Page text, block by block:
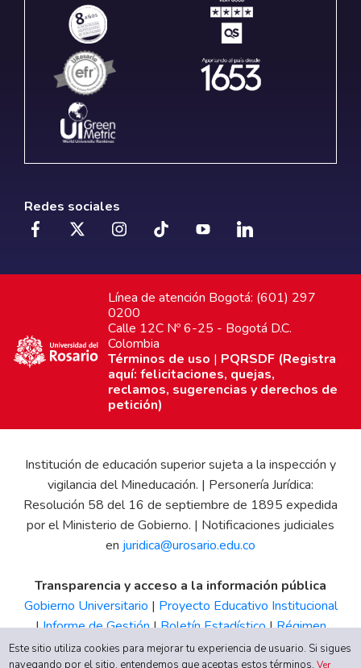
Redes sociales
Línea de atención Bogotá: (601) 297
0200
Calle 12C Nº 6-25 - Bogotá D.C.
Colombia
Términos de uso | PQRSDF (Registra
aquí: felicitaciones, quejas,
reclamos, sugerencias y derechos de
petición)
Institución de educación superior sujeta a la inspección y
vigilancia del Mineducación. | Personería Jurídica:
Resolución 58 del 16 de septiembre de 1895 expedida
por el Ministerio de Gobierno. | Notificaciones judiciales
en juridica@urosario.edu.co
Transparencia y acceso a la información pública
Gobierno Universitario | Proyecto Educativo Institucional
|Informe de Gestión|Boletín Estadístico|Régimen
Tributario|Estados Financieros |Código de Ética| Canal
Este sitio utiliza cookies para mejorar tu experiencia de usuario. Si sigues
navegando por el sitio, entendemos que aceptas estos términos.Ver